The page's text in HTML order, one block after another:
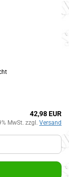
42,98 EUR
MwSt. zzgl. Versand